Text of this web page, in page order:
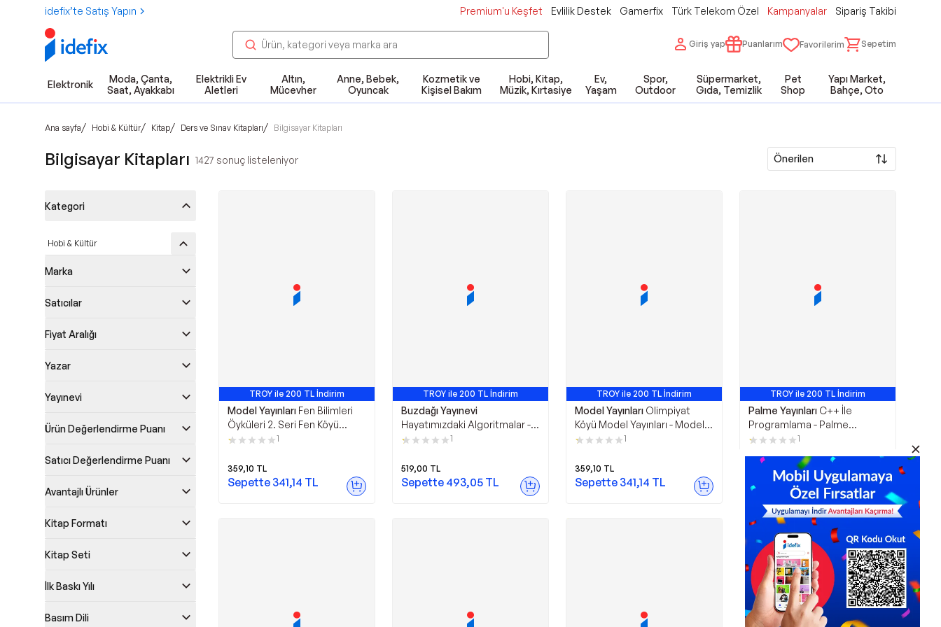
idefix’te Satış Yapın Premium'u Keşfet Evlilik Destek Gamerfix Türk Telekom Özel Kampanyalar Sipariş Takibi
Giriş yap Puanlarım Favorilerim Sepetim
Elektronik
Moda, Çanta,
Saat, Ayakkabı
Elektrikli Ev
Aletleri
Altın,
Mücevher
Anne, Bebek,
Oyuncak
Kozmetik ve
Kişisel Bakım
Hobi, Kitap,
Müzik, Kırtasiye
Ev,
Yaşam
Spor,
Outdoor
Süpermarket,
Gıda, Temizlik
Pet
Shop
Yapı Market,
Bahçe, Oto
Ana sayfa/ Hobi & Kültür/ Kitap/ Ders ve Sınav Kitapları/ Bilgisayar Kitapları
Bilgisayar Kitapları 1427 sonuç listeleniyor Önerilen
Kategori
Hobi & Kültür
Marka
Satıcılar
Fiyat Aralığı
Yazar
Yayınevi
Ürün Değerlendirme Puanı
Satıcı Değerlendirme Puanı
Avantajlı Ürünler
Kitap Formatı
Kitap Seti
İlk Baskı Yılı
Basım Dili
TROY ile 200 TL İndirim
Model Yayınları Fen Bilimleri
Öyküleri 2. Seri Fen Köyü
Büyüyor? - Model Yayınları
1
359,10 TL
Sepette 341,14 TL
TROY ile 200 TL İndirim
Buzdağı Yayınevi
Hayatımızdaki Algoritmalar -
Buzdağı Yayınevi
1
519,00 TL
Sepette 493,05 TL
TROY ile 200 TL İndirim
Model Yayınları Olimpiyat
Köyü Model Yayınları - Model
Yayınları
1
359,10 TL
Sepette 341,14 TL
TROY ile 200 TL İndirim
Palme Yayınları C++ İle
Programlama - Palme
Yayınları
1
1.520,48TL
Sepette1.444,46TL